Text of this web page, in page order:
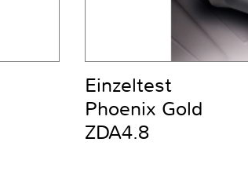
Einzeltest
Phoenix Gold
ZDA4.8